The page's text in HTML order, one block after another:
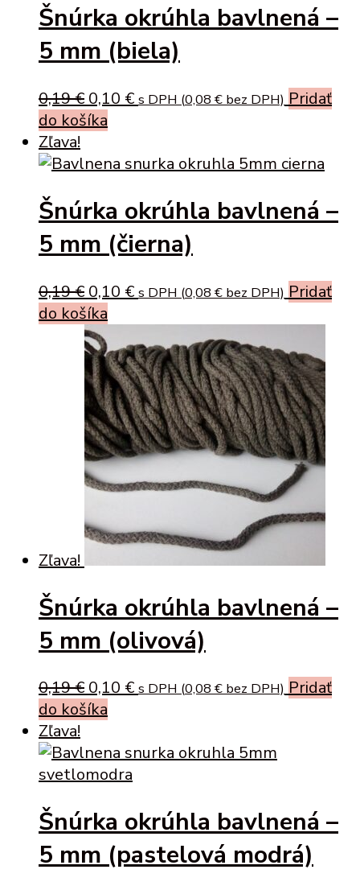
Šnúrka okrúhla bavlnená –
5 mm (biela)
0,19€ Original
price
0,19 €.
0,10 €Current
0,10 €.
s DPH (0,08 € bez DPH) Pridať
do košíka
Zľava!
Šnúrka okrúhla bavlnená –
5 mm (čierna)
0,19€ Original
price
was:
0,19 €.
0,10 €Current
0,10 €.
s DPH (0,08 € bez DPH) Pridať
do košíka
Zľava!
Šnúrka okrúhla bavlnená –
5 mm (olivová)
0,19€ Original
price
0,19 €.
0,10€Current
0,10 €.
s DPH (0,08 € bez DPH) Pridať
do košíka
Zľava!
Šnúrka okrúhla bavlnená –
5 mm (pastelová modrá)